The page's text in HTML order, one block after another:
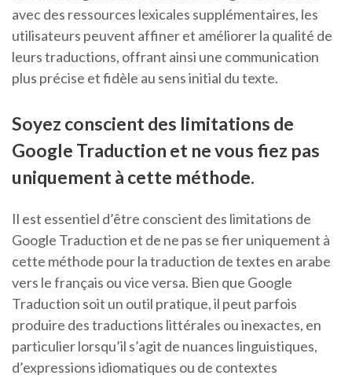
avec des ressources lexicales supplémentaires, les
utilisateurs peuvent affiner et améliorer la qualité de
leurs traductions, offrant ainsi une communication
plus précise et fidèle au sens initial du texte.
Soyez conscient des limitations de
Google Traduction et ne vous fiez pas
uniquement à cette méthode.
Il est essentiel d’être conscient des limitations de
Google Traduction et de ne pas se fier uniquement à
cette méthode pour la traduction de textes en arabe
vers le français ou vice versa. Bien que Google
Traduction soit un outil pratique, il peut parfois
produire des traductions littérales ou inexactes, en
particulier lorsqu’il s’agit de nuances linguistiques,
d’expressions idiomatiques ou de contextes